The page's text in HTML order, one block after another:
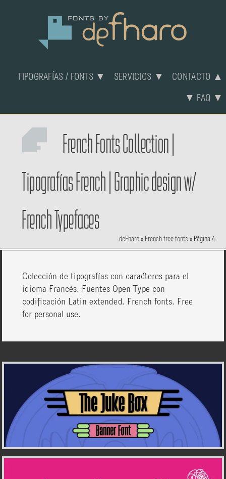
TIPOGRAFÍAS / FONTS ▼ SERVICIOS ▼ CONTACTO ▲
▼ FAQ ▼
French Fonts Collection
Tipografías French Graphic design w/
French Typefaces
deFharo» French free fonts » Página 4
Colección de tipografías con caracteres para el
idioma Francés. Fuentes Open Type con
codificación Latin extended. French fonts. Free
for personal use.